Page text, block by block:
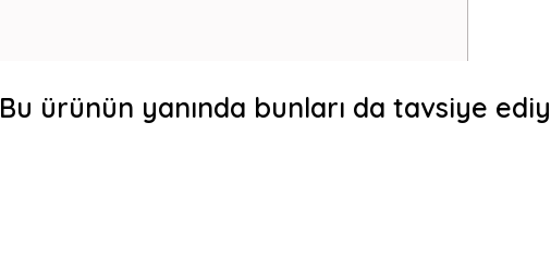
Bu ürünün yanında bunları da tavsiye